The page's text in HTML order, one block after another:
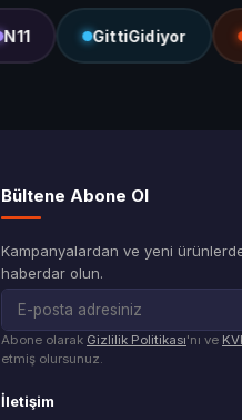
GittiGidiyor
Bültene Abone Ol
Kampanyalardan ve yeni
haberdar olun.
Abone olarak Gizlilik Politikası'nı ve
etmiş olursunuz.
İletişim